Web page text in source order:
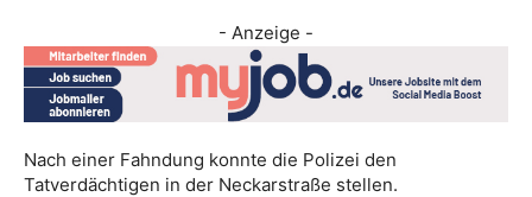
- Anzeige -
Nach einer Fahndung konnte die Polizei den
Tatverdächtigen in der Neckarstraße stellen.